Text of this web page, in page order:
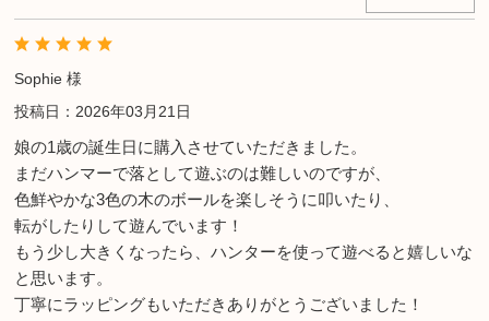
Sophie 様
投稿日：2026年03月21日
娘の1歳の誕生日に購入させていただきました。
まだハンマーで落として遊ぶのは難しいのですが、
色鮮やかな3色の木のボールを楽しそうに叩いたり、
転がしたりして遊んでいます！
もう少し大きくなったら、ハンターを使って遊べると嬉しいな
と思います。
丁寧にラッピングもいただきありがとうございました！